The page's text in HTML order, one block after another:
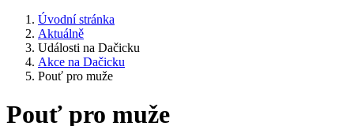
Úvodní stránka
Aktuálně
Události na Dačicku
Akce na Dačicku
Pouť pro muže
Pouť pro muže